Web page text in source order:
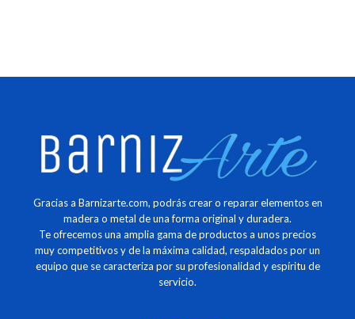
Gracias a Barnizarte.com, podrás crear o reparar elementos en
madera o metal de una forma original y duradera.
Te ofrecemos una amplia gama de productos a unos precios
muy competitivos y de la máxima calidad, respaldados por un
equipo que se caracteriza por su profesionalidad y espíritu de
servicio.